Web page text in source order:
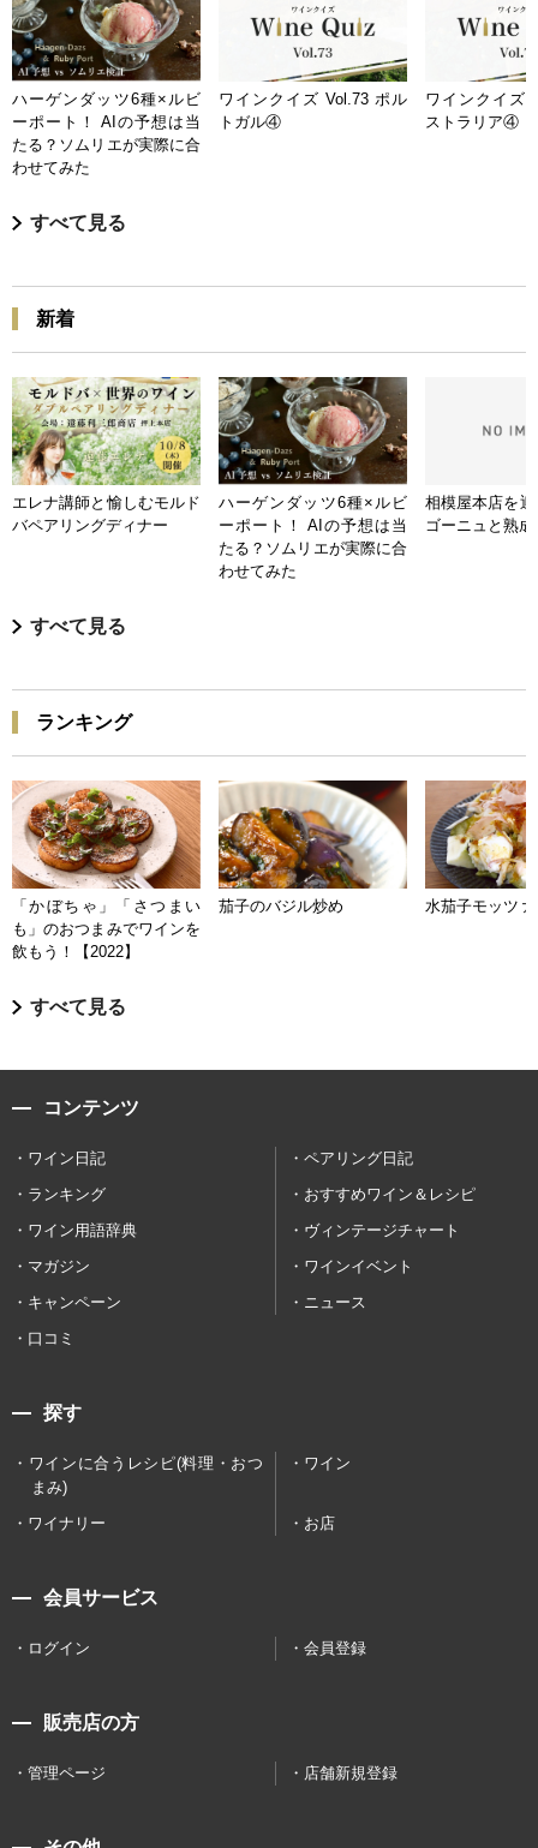
ハーゲンダッツ6種×ルビ
ーポート！ AIの予想は当
たる？ソムリエが実際に合
わせてみた
ワインクイズ Vol.73 ポル
トガル④
ワインクイズ
ストラリア④
すべて見る
新着
エレナ講師と愉しむモルド
バペアリングディナー
ハーゲンダッツ6種×ルビ
ーポート！ AIの予想は当
たる？ソムリエが実際に合
わせてみた
相模屋本店を
ゴーニュと熟
すべて見る
ランキング
「かぼちゃ」「さつまい
も」のおつまみでワインを
飲もう！【2022】
茄子のバジル炒め 水茄子モッツァ
すべて見る
コンテンツ
ワイン日記
ペアリング日記
ランキング
おすすめワイン＆レシピ
ワイン用語辞典
ヴィンテージチャート
マガジン
ワインイベント
キャンペーン
ニュース
口コミ
探す
ワインに合うレシピ(料理・おつ
まみ)
ワイン
ワイナリー お店
会員サービス
ログイン 会員登録
販売店の方
管理ページ 店舗新規登録